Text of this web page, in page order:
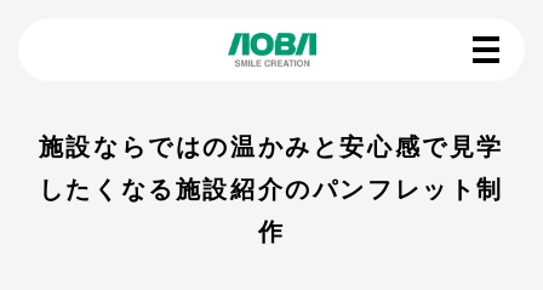
施設ならではの温かみと安心感で見学
したくなる施設紹介のパンフレット制
作